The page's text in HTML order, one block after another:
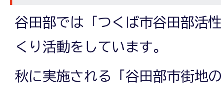
谷田部では「つくば市谷田部活
くり活動をしています。
秋に実施される「谷田部市街地